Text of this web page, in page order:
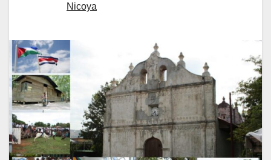
Nicoya